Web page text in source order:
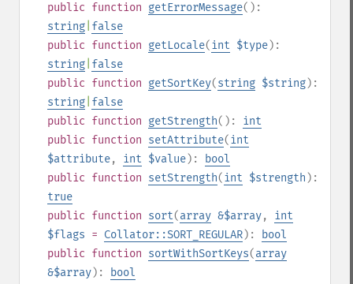
public function getErrorMessage():
string false
public function getLocale(int $type):
string false
public function getSortKey(string $string):
string false
public function getStrength(): int
public function setAttribute(int
$attribute, int $value):
bool
public function setStrength(int $strength ):
true
public function sort(array &$array, int
$flags = Collator::SORT_REGULAR):
bool
public function sortWithSortKeys(array
&$array):
bool